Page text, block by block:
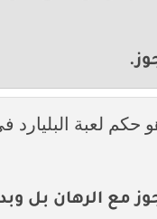
حكم لعبة البليارد
مع الرهان بل